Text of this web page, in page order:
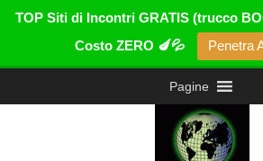
TOP Siti di Incontri GRATIS (trucco
Costo ZERO 🍆💦
Penetra
Pagine